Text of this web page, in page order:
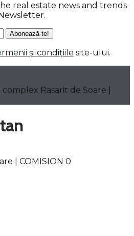
real estate news and trends
și condițiile site-ului.
Rasarit de Soare |
| COMISION 0